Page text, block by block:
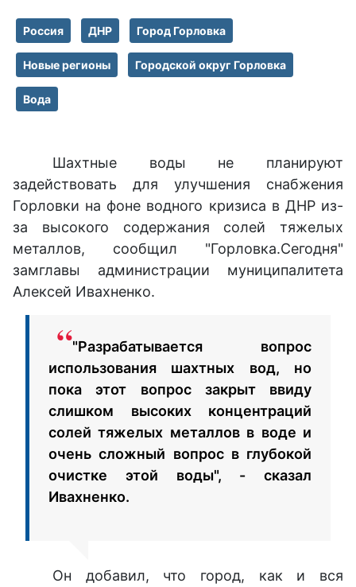
Россия ДНР Город Горловка
Новые регионы Городской округ Горловка
Вода
Шахтные воды не планируют
задействовать для улучшения снабжения
Горловки на фоне водного кризиса в ДНР из-
за высокого содержания солей тяжелых
металлов, сообщил "Горловка.Сегодня"
замглавы администрации муниципалитета
Алексей Ивахненко.
"Разрабатывается вопрос
использования шахтных вод, но
пока этот вопрос закрыт ввиду
слишком высоких концентраций
солей тяжелых металлов в воде и
очень сложный вопрос в глубокой
очистке этой воды", - сказал
Ивахненко.
Он добавил, что город, как и вся